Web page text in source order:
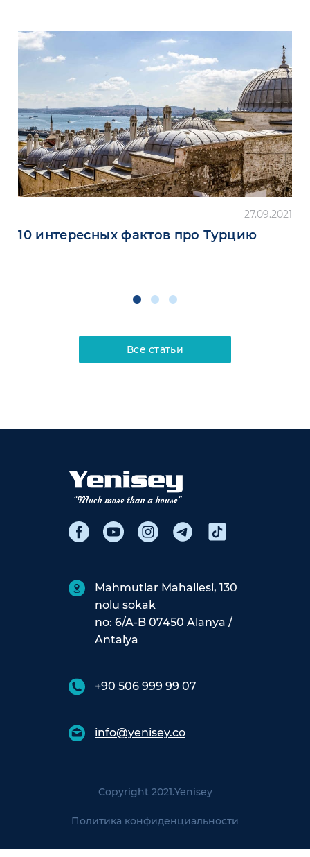
27.09.2021
10 интересных фактов про Турцию
Все статьи
Mahmutlar Mahallesi, 130
nolu sokak
no: 6/A-B 07450 Alanya /
Antalya
+90 506 999 99 07
info@yenisey.co
Copyright 2021.Yenisey
Политика конфиденциальности